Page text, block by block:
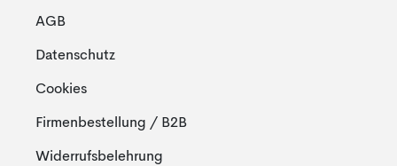
AGB
Datenschutz
Cookies
Firmenbestellung / B2B
Widerrufsbelehrung